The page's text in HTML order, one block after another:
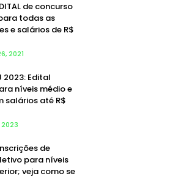
de concurso
todas as
e salários de R$
2021
2023: Edital
níveis médio e
salários até R$
2023
de
para níveis
veja como se